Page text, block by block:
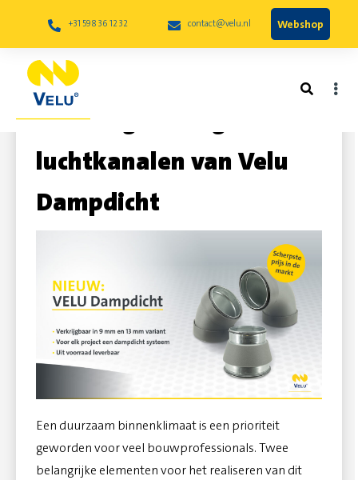
+31 598 36 12 32 contact@velu.nl Webshop
De energiezuinige
luchtkanalen van Velu
Dampdicht
Een duurzaam binnenklimaat is een prioriteit
geworden voor veel bouwprofessionals. Twee
belangrijke elementen voor het realiseren van dit